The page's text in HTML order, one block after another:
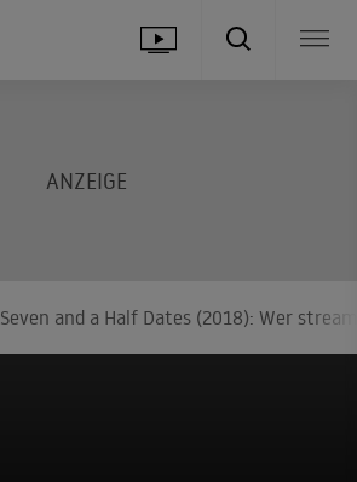
Seven and a Half Dates (2018): Wer